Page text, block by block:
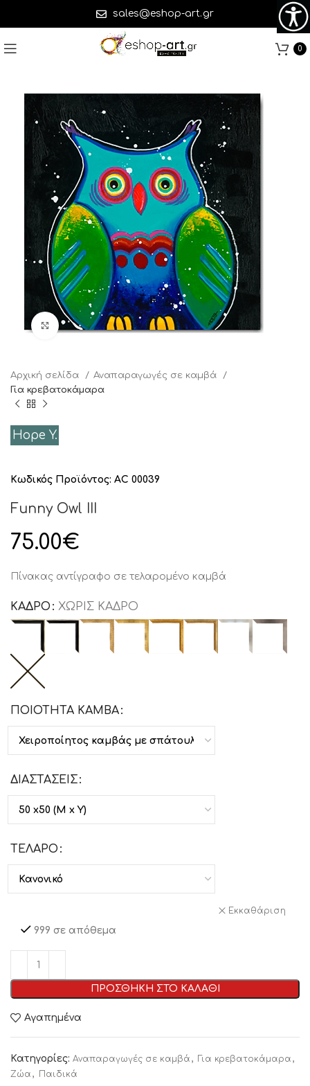
sales@eshop-art.gr
0
Click to enlarge
Αρχική σελίδα
Αναπαραγωγές σε καμβά
Για κρεβατοκάμαρα
Hope Y.
Κωδικός Προϊόντος: AC 00039
Funny Owl III
75.00€
Πίνακας αντίγραφο σε τελαρομένο καμβά
ΚΑΔΡΟ ΧΩΡΙΣ ΚΑΔΡΟ
ΠΟΙΟΤΗΤΑ ΚΑΜΒΑ
ΔΙΑΣΤΑΣΕΙΣ
ΤΕΛΑΡΟ
Εκκαθάριση
999 σε απόθεμα
ΠΡΟΣΘΗΚΗ ΣΤΟ ΚΑΛΑΘΙ
Αγαπημένα
Κατηγορίες: Αναπαραγωγές σε καμβά , Για κρεβατοκάμαρα ,
Ζώα , Παιδικά